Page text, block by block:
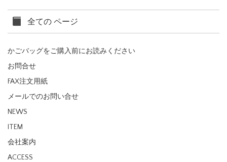
全ての ページ
かごバッグをご購入前にお読みください
お問合せ
FAX注文用紙
メールでのお問い合せ
NEWS
ITEM
会社案内
ACCESS